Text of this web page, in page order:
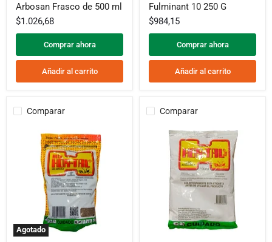
Frasco
de
500
ml
Arbosan Frasco de 500 ml
$1.026,68
Comprar ahora
Añadir al carrito
10
250
G
Fulminant 10 250 G
$984,15
Comprar ahora
Añadir al carrito
Comparar
Agotado
Comparar